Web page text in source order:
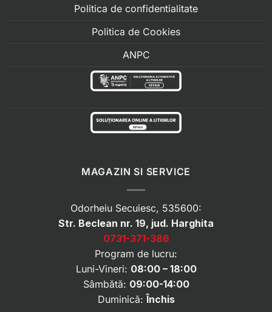
Politica de confidentialitate
Politica de Cookies
ANPC
MAGAZIN SI SERVICE
Odorheiu Secuiesc, 535600:
Str. Beclean nr. 19, jud. Harghita
0731-371-386
Program de lucru:
Luni-Vineri: 08:00 – 18:00
Sâmbătă: 09:00-14:00
Duminică:Închis